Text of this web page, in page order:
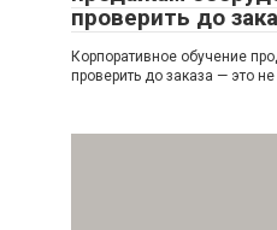
проверить до
Корпоративное обучение
проверить до заказа — это